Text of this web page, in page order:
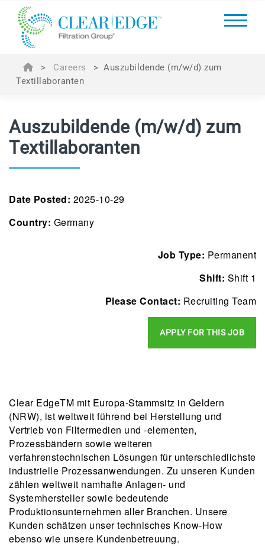
> Careers > Auszubildende (m/w/d) zum
Textillaboranten
Auszubildende (m/w/d) zum
Textillaboranten
Date Posted: 2025-10-29
Country: Germany
Job Type: Permanent
Shift: Shift 1
Please Contact: Recruiting Team
APPLY FOR THIS JOB
Clear EdgeTM mit Europa-Stammsitz in Geldern
(NRW), ist weltweit führend bei Herstellung und
Vertrieb von Filtermedien und -elementen,
Prozessbändern sowie weiteren
verfahrenstechnischen Lösungen für unterschiedlichste
industrielle Prozessanwendungen. Zu unseren Kunden
zählen weltweit namhafte Anlagen- und
Systemhersteller sowie bedeutende
Produktionsunternehmen aller Branchen. Unsere
Kunden schätzen unser technisches Know-How
ebenso wie unsere Kundenbetreuung.